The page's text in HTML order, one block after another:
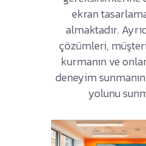
ekran
almaktadır.
çözümleri,
kurmanın ve
deneyim
yolunu